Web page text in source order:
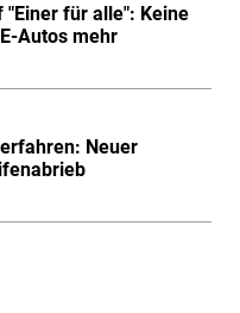
für alle": Keine
Autos mehr
Neuer